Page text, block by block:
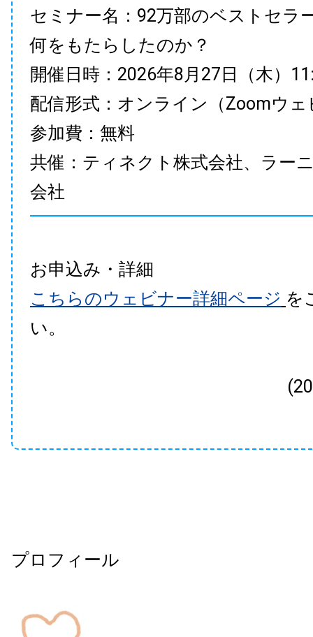
セミナー名：92万部のベストセラ
何をもたらしたのか？
開催日時：2026年8月27日（木）
配信形式：オンライン（Zoomウェ
参加費：無料
共催：ティネクト株式会社、ラー
会社
お申込み・詳細
こちらのウェビナー詳細ページ を
い。
プロフィール